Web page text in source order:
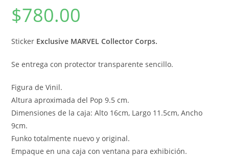
$780.00
Sticker Exclusive MARVEL Collector Corps.
Se entrega con protector transparente sencillo.
Figura de Vinil.
Altura aproximada del Pop 9.5 cm.
Dimensiones de la caja: Alto 16cm, Largo 11.5cm, Ancho
9cm.
Funko totalmente nuevo y original.
Empaque en una caja con ventana para exhibición.